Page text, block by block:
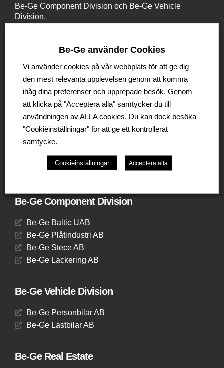
Be-Ge Component Division och Be-Ge Vehicle
Division.
Be-Ge Seating Division
Be-Ge Seating AB
Be-Ge Seating A/S
Be-Ge Frapett AB
Be-Ge Seating UK Ltd
Be-Ge Seating B.V.
Be-Ge Seating GmbH
Be-Ge Component Division
Be-Ge Baltic UAB
Be-Ge Plåtindustri AB
Be-Ge Stece AB
Be-Ge Lackering AB
Be-Ge Vehicle Division
Be-Ge Personbilar AB
Be-Ge Lastbilar AB
Be-Ge Real Estate
Be-Ge använder Cookies
Vi använder cookies på vår webbplats för att ge dig
den mest relevanta upplevelsen genom att komma
ihåg dina preferenser och upprepade besök. Genom
att klicka på "Acceptera alla" samtycker du till
användningen av ALLA cookies. Du kan dock besöka
"Cookieinställningar" för att ge ett kontrollerat
samtycke.
Cookieinställningar Acceptera alla